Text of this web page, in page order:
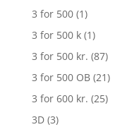
3 for 500 (1)
3 for 500 k (1)
3 for 500 kr. (87)
3 for 500 OB (21)
3 for 600 kr. (25)
3D (3)